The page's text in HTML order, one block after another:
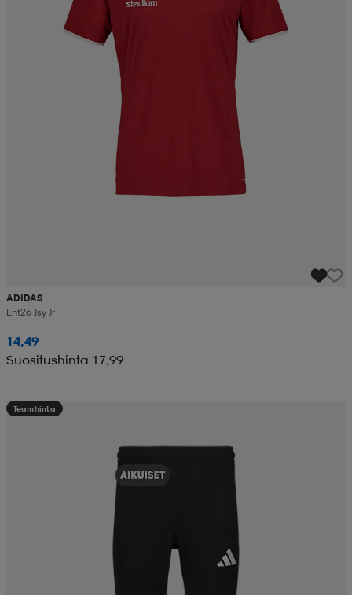
ADIDAS
Ent26 Jsy Jr
14,49
Suositushinta 17,99
Teamhinta